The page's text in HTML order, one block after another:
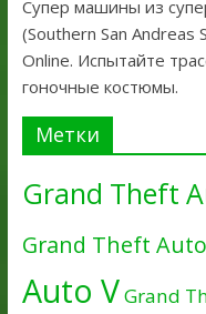
Супер машины из
(Southern San Andreas
Online. Испытайте
гоночные костюмы.
Метки
Grand Theft
Grand Theft
Auto VGrand